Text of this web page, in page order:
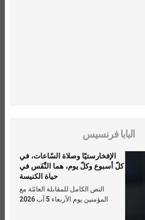
البابا فرنسيس
الإفخارستيّا وصلاة السّاعات، في
كلّ أسبوع وكلّ يوم، هما النَّفَس في
حياة الكنيسة
النص الكامل للمقابلة العامّة مع
المؤمنين يوم الأربعاء 5 آب 2026